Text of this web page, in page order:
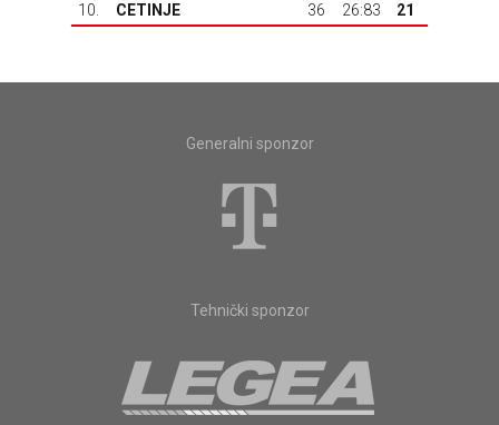
10.
CETINJE 36 26:83 21
Generalni sponzor
Tehnički sponzor